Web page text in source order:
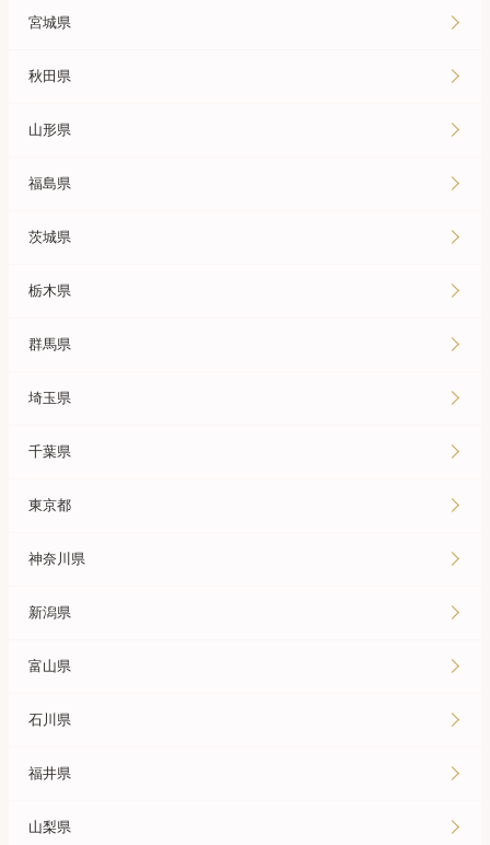
宮城県
秋田県
山形県
福島県
茨城県
栃木県
群馬県
埼玉県
千葉県
東京都
神奈川県
新潟県
富山県
石川県
福井県
山梨県